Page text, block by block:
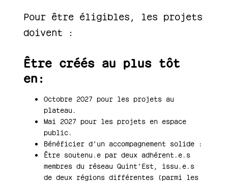
Pour être éligibles, les projets
doivent :
Être créés au plus tôt
en:
Octobre 2027 pour les projets au
plateau.
Mai 2027 pour les projets en espace
public.
Bénéficier d’un accompagnement solide :
Être soutenu.e par deux adhérent.e.s
membres du réseau Quint’Est, issu.e.s
de deux régions différentes (parmi les